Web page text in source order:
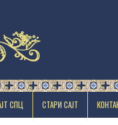
СПЦ СТАРИ САЈТ